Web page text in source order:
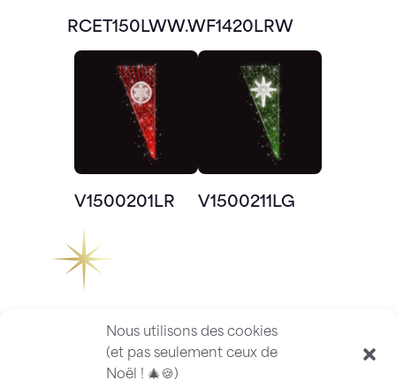
Nous utilisons des cookies
(et pas seulement ceux de
Noël ! 🎄🍪)
RCET150LWW.W F1420LRW
V1500201LR V1500211LG